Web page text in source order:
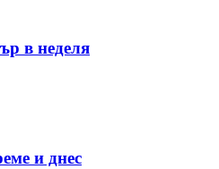
в неделя
и днес